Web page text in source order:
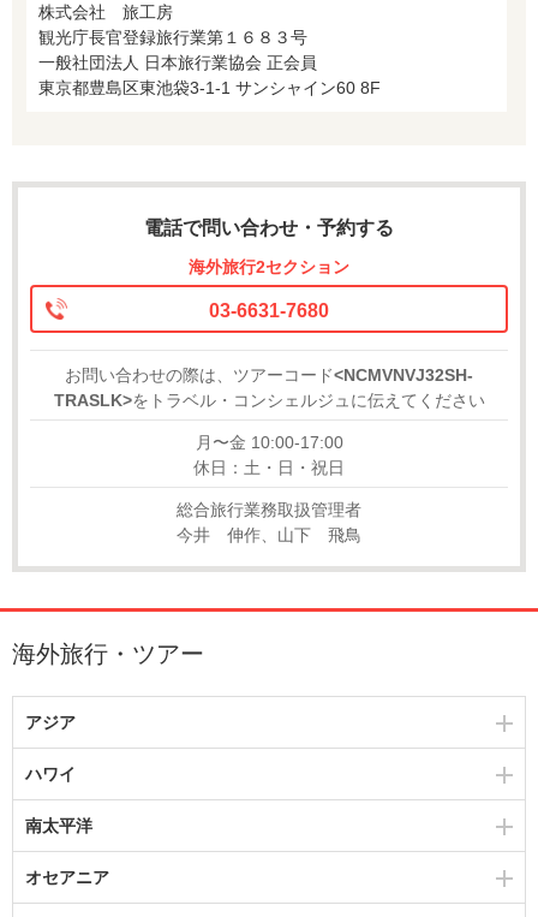
株式会社 旅工房
観光庁長官登録旅行業第１６８３号
一般社団法人 日本旅行業協会 正会員
東京都豊島区東池袋3-1-1 サンシャイン60 8F
電話で問い合わせ・予約する
海外旅行2セクション
03-6631-7680
お問い合わせの際は、ツアーコード<NCMVNVJ32SH-
TRASLK>をトラベル・コンシェルジュに伝えてください
月〜金 10:00-17:00
休日：土・日・祝日
総合旅行業務取扱管理者
今井 伸作、山下 飛鳥
海外旅行・ツアー
アジア
ハワイ
南太平洋
オセアニア